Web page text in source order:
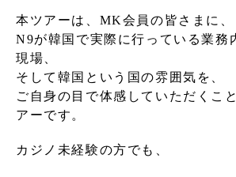
本ツアーは、MK会員の皆さまに、
N9が韓国で実際に行っている業務
現場、
そして韓国という国の雰囲気を、
ご自身の目で体感していただくこ
アーです。
カジノ未経験の方でも、